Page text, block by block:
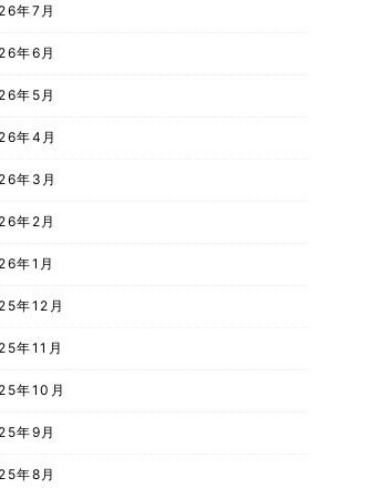
年7月
年6月
年5月
年4月
年3月
年2月
年1月
年12月
年11月
年10月
年9月
年8月